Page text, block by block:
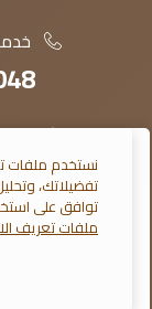
شارع
النمرسي
نستخدم ملفات
تفضيلاتك،
توافق على
ملفات تعريف